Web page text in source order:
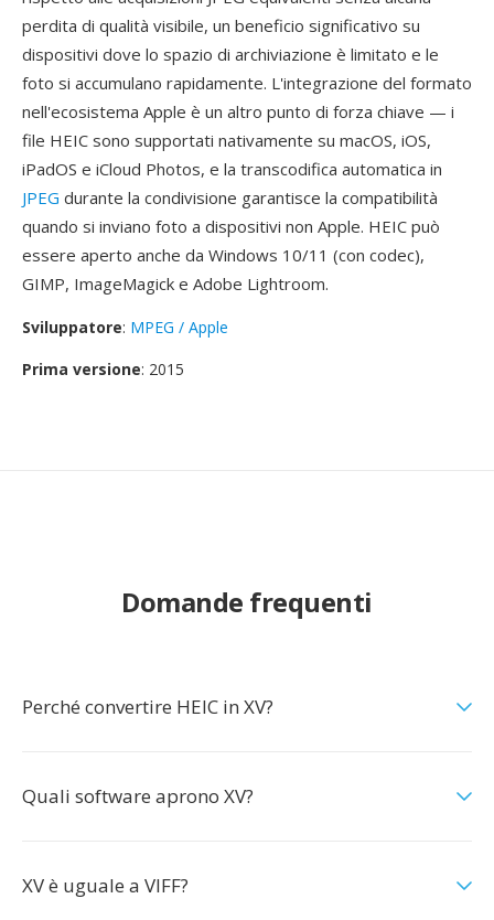
perdita di qualità visibile, un beneficio significativo su
dispositivi dove lo spazio di archiviazione è limitato e le
foto si accumulano rapidamente. L'integrazione del formato
nell'ecosistema Apple è un altro punto di forza chiave — i
file HEIC sono supportati nativamente su macOS, iOS,
iPadOS e iCloud Photos, e la transcodifica automatica in
JPEG durante la condivisione garantisce la compatibilità
quando si inviano foto a dispositivi non Apple. HEIC può
essere aperto anche da Windows 10/11 (con codec),
GIMP, ImageMagick e Adobe Lightroom.
Sviluppatore: MPEG / Apple
Prima versione: 2015
Domande frequenti
Perché convertire HEIC in XV?
Quali software aprono XV?
XV è uguale a VIFF?